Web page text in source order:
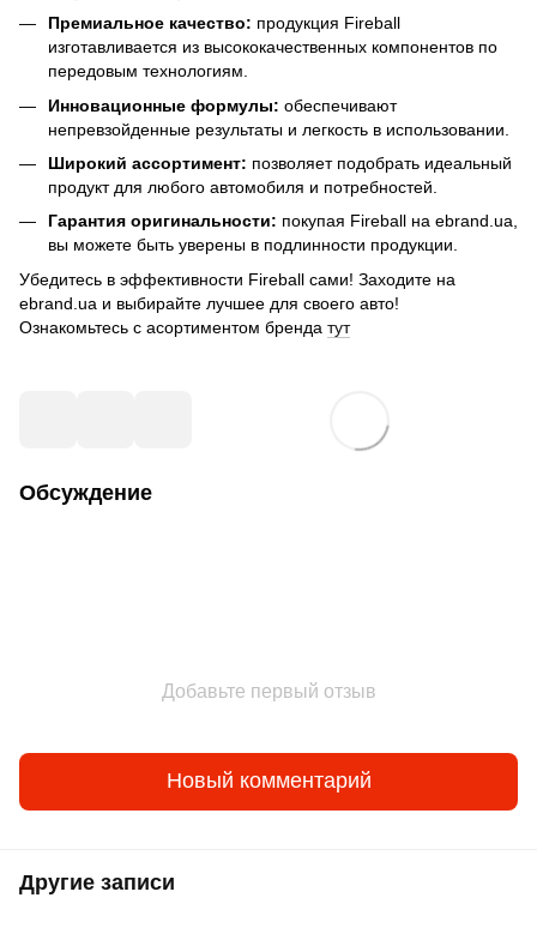
Премиальное качество: продукция Fireball
изготавливается из высококачественных компонентов по
передовым технологиям.
Инновационные формулы: обеспечивают
непревзойденные результаты и легкость в использовании.
Широкий ассортимент: позволяет подобрать идеальный
продукт для любого автомобиля и потребностей.
Гарантия оригинальности: покупая Fireball на ebrand.ua,
вы можете быть уверены в подлинности продукции.
Убедитесь в эффективности Fireball сами! Заходите на
ebrand.ua и выбирайте лучшее для своего авто!
Ознакомьтесь с асортиментом бренда тут
Обсуждение
Добавьте первый отзыв
Новый комментарий
Другие записи